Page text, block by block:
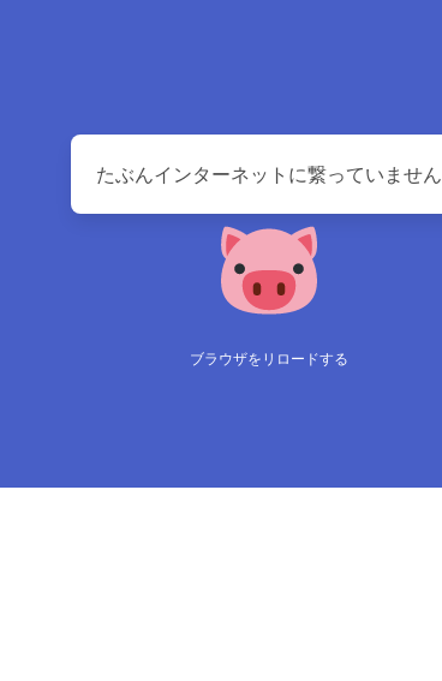
たぶんインターネットに繋っていません
ブラウザをリロードする